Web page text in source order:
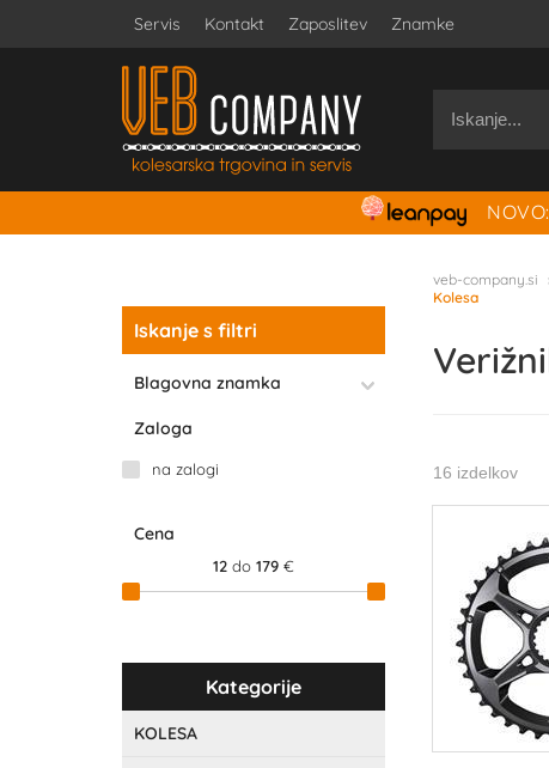
Servis Kontakt Zaposlitev Znamke
Iskanje s filtri
Blagovna znamka
Zaloga
na zalogi
Cena
12 do 179 €
Kategorije
KOLESA
veb-company.si
Kolesa
16 izdelkov